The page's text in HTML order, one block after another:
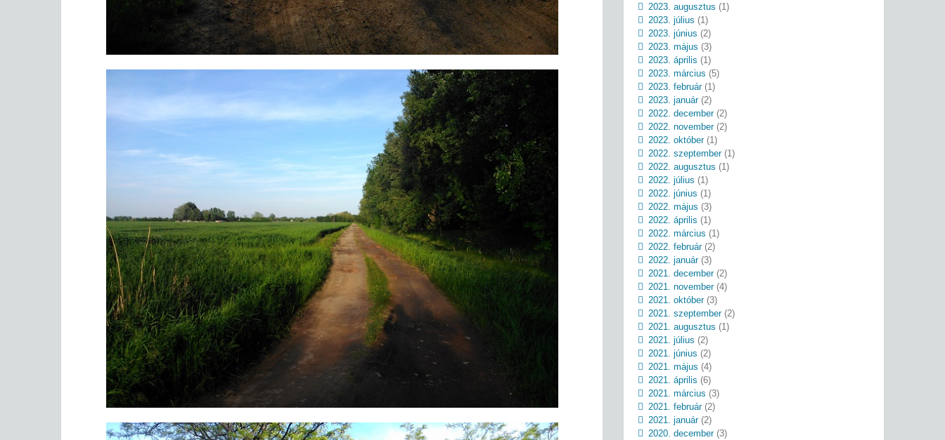
2023. augusztus (1)
2023. július (1)
2023. június (2)
2023. május (3)
2023. április (1)
2023. március (5)
2023. február(1)
2023. január(2)
2022. december(2)
2022. november(2)
2022. október(1)
2022. szeptember(1)
2022. augusztus (1)
2022. július (1)
2022. június (1)
2022. május (3)
2022. április (1)
2022. március (1)
2022. február(2)
2022. január(3)
2021. december(2)
2021. november(4)
2021. október(3)
2021. szeptember(2)
2021. augusztus (1)
2021. július (2)
2021. június (2)
2021. május (4)
2021. április (6)
2021. március (3)
2021. február(2)
2021. január(2)
2020. december(3)